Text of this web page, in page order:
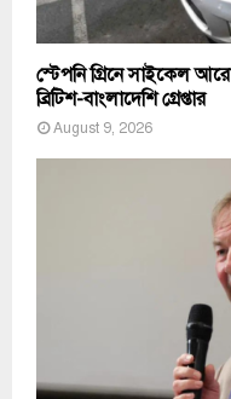
স্টেপনি গ্রিনে সাইকেল
ব্রিটিশ-বাংলাদেশি গ্রেপ্তার
August 9, 2026